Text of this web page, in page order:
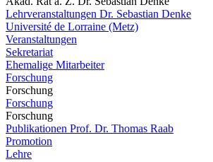
Lehrveranstaltungen Dr. Sebastian Denke
Université de Lorraine (Metz)
Veranstaltungen
Sekretariat
Ehemalige Mitarbeiter
Forschung
Forschung
Forschung
Forschung
Publikationen Prof. Dr. Thomas Raab
Promotion
Lehre